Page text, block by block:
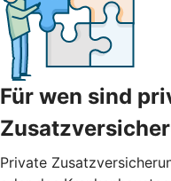
Für wen sind
Private